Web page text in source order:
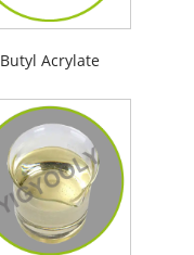
Butyl Acrylate